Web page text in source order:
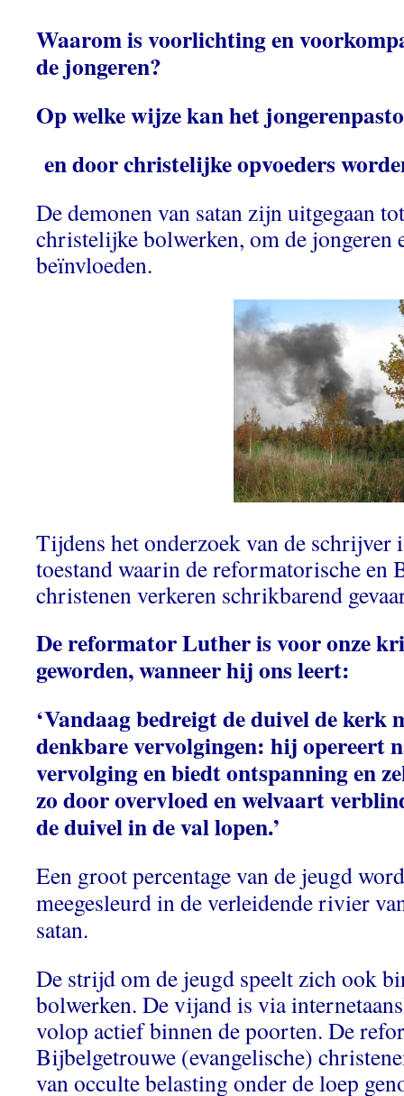
Waarom is voorlichting en
de jongeren?
Op welke wijze kan het
en door christelijke opvoeders
De demonen van satan zijn uitgegaan
christelijke bolwerken, om de jongeren
beïnvloeden.
Tijdens het onderzoek van de schrijver
toestand waarin de reformatorische en
christenen verkeren schrikbarend
De reformator Luther is voor onze
geworden, wanneer hij ons leert:
‘Vandaag bedreigt de duivel de kerk
denkbare vervolgingen: hij opereert
vervolging en biedt ontspanning en
zo door overvloed en welvaart
de duivel in de val lopen.’
Een groot percentage van de jeugd
meegesleurd in de verleidende rivier
satan.
De strijd om de jeugd speelt zich ook
bolwerken. De vijand is via
volop actief binnen de poorten. De
Bijbelgetrouwe (evangelische)
van occulte belasting onder de loep